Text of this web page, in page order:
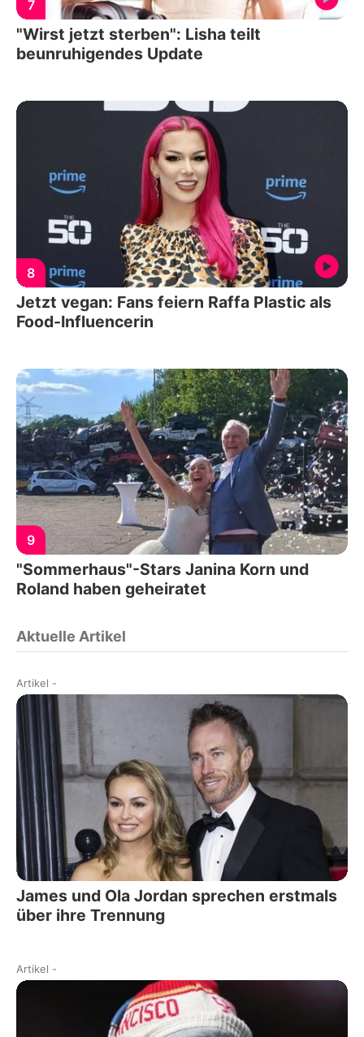
7
"Wirst jetzt sterben": Lisha teilt
beunruhigendes Update
8
Jetzt vegan: Fans feiern Raffa Plastic als
Food-Influencerin
9
"Sommerhaus"-Stars Janina Korn und
Roland haben geheiratet
Aktuelle Artikel
Artikel -
James und Ola Jordan sprechen erstmals
über ihre Trennung
Artikel -